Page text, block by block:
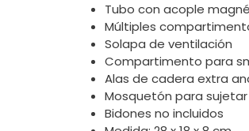
Tubo con acople
Múltiples
Solapa de ventilación
Compartimento para
Alas de cadera extra
Mosquetón para sujetar
Bidones no incluidos